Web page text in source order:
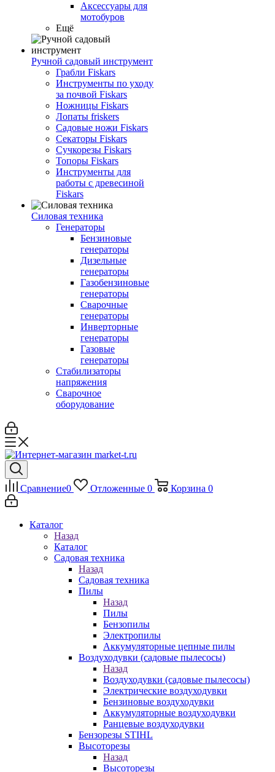
Аксессуары для
мотобуров
Ещё
Ручной садовый инструмент
Грабли Fiskars
Инструменты по уходу
за почвой Fiskars
Ножницы Fiskars
Лопаты friskers
Садовые ножи Fiskars
Секаторы Fiskars
Сучкорезы Fiskars
Топоры Fiskars
Инструменты для
работы с древесиной
Fiskars
Силовая техника
Генераторы
Бензиновые
генераторы
Дизельные
генераторы
Газобензиновые
генераторы
Сварочные
генераторы
Инверторные
генераторы
Газовые
генераторы
Стабилизаторы
напряжения
Cварочное
оборудование
Сравнение0 Отложенные 0 Корзина 0
Каталог
Назад
Каталог
Садовая техника
Назад
Садовая техника
Пилы
Назад
Пилы
Бензопилы
Электропилы
Аккумуляторные цепные пилы
Воздуходувки (садовые пылесосы)
Назад
Воздуходувки (садовые пылесосы)
Электрические воздуходувки
Бензиновые воздуходувки
Аккумуляторные воздуходувки
Ранцевые воздуходувки
Бензорезы STIHL
Высоторезы
Назад
Высоторезы